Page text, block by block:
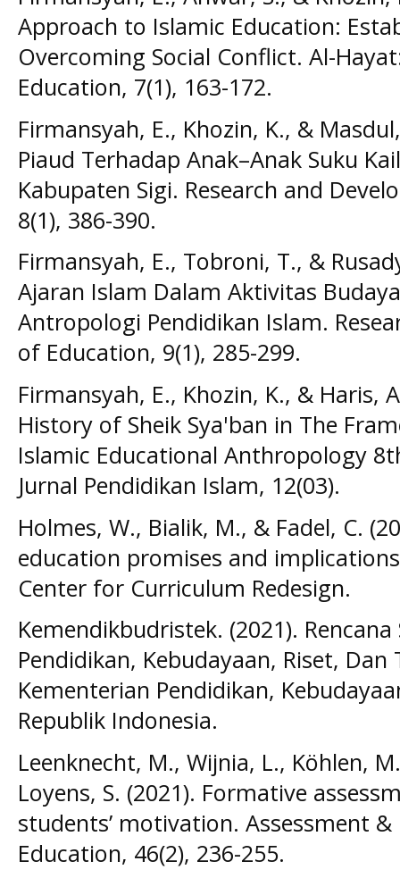
Approach to Islamic Education:
Overcoming Social Conflict. Al-
Education, 7(1), 163-172.
Firmansyah, E., Khozin, K., &
Piaud Terhadap Anak–Anak Suku
Kabupaten Sigi. Research and
8(1), 386-390.
Firmansyah, E., Tobroni, T., &
Ajaran Islam Dalam Aktivitas
Antropologi Pendidikan Islam.
of Education, 9(1), 285-299.
Firmansyah, E., Khozin, K., & Haris,
History of Sheik Sya'ban in The
Islamic Educational Anthropology
Jurnal Pendidikan Islam, 12(03).
Holmes, W., Bialik, M., & Fadel, C.
education promises and
Center for Curriculum Redesign.
Kemendikbudristek. (2021).
Pendidikan, Kebudayaan, Riset,
Kementerian Pendidikan,
Republik Indonesia.
Leenknecht, M., Wijnia, L., Köhlen,
Loyens, S. (2021). Formative
students’ motivation. Assessment
Education, 46(2), 236-255.